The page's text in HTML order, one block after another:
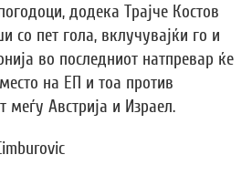
додека Трајче Костов
со пет гола, вклучувајќи го и
во последниот натпревар ќе
на ЕП и тоа против
меѓу Австрија и Израел.